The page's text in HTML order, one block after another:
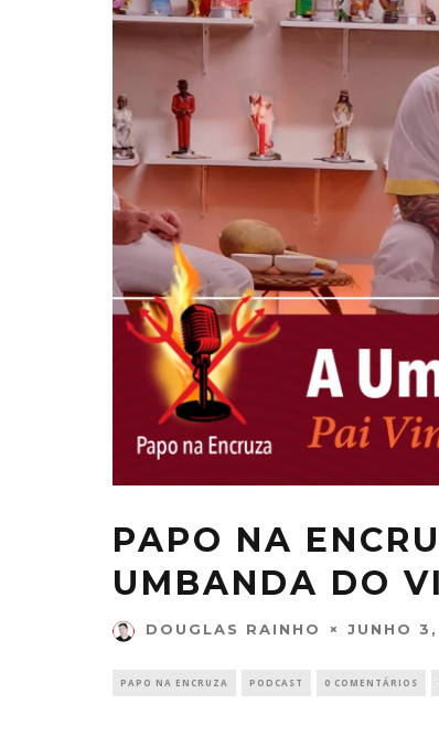
PAPO NA
UMBANDA DO
DOUGLAS RAINHO JUNHO
PAPO NA ENCRUZA PODCAST 0 COMENTÁRIOS